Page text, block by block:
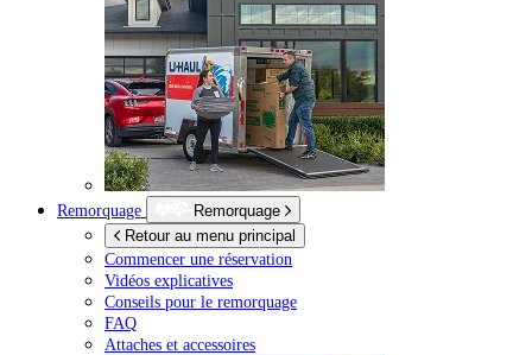
Remorquage
Remorquage
Retour au menu principal
Commencer une réservation
Vidéos explicatives
Conseils pour le remorquage
FAQ
Attaches et accessoires